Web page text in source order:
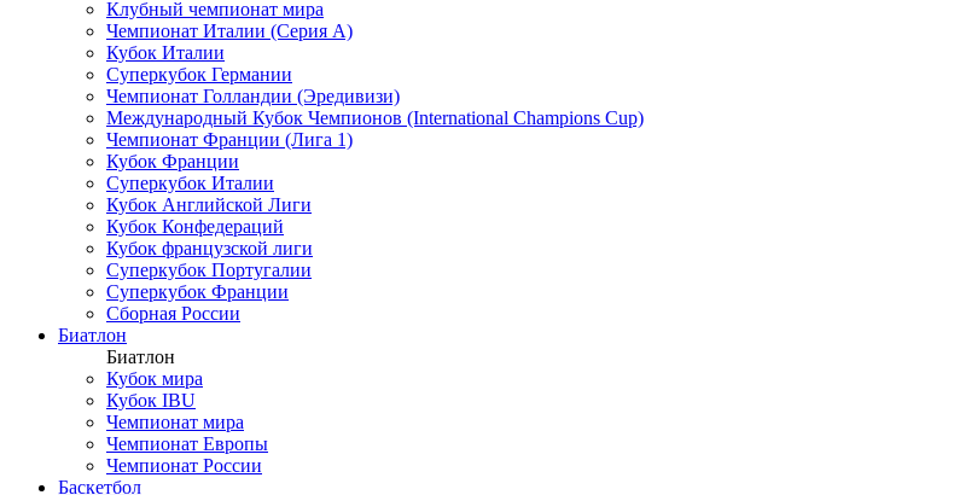
Клубный чемпионат мира
Чемпионат Италии (Серия А)
Кубок Италии
Суперкубок Германии
Чемпионат Голландии (Эредивизи)
Международный Кубок Чемпионов (International Champions Cup)
Чемпионат Франции (Лига 1)
Кубок Франции
Суперкубок Италии
Кубок Английской Лиги
Кубок Конфедераций
Кубок французской лиги
Суперкубок Португалии
Суперкубок Франции
Сборная России
Биатлон
Биатлон
Кубок мира
Кубок IBU
Чемпионат мира
Чемпионат Европы
Чемпионат России
Баскетбол